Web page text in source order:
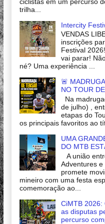
trilha...
Intercity
VENDAS
inscrições
Festival
vai parar!
né? Uma experiência ...
🚨
NO TOUR
Na
de julho) ,
etapas do
os principais favoritos ao
UMA
DO MTB
A união
Adventures
promete
mineiro com uma festa
comemoração ao...
CiMTB 2026:
as disputas
percurso